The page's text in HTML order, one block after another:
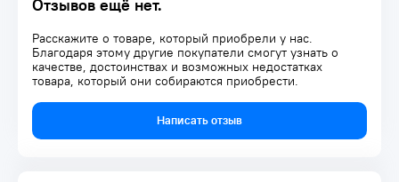
Отзывов ещё нет.
Расскажите о товаре, который приобрели у нас.
Благодаря этому другие покупатели смогут узнать о
качестве, достоинствах и возможных недостатках
товара, который они собираются приобрести.
Написать отзыв